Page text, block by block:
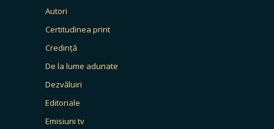
Autori
Certitudinea print
Credință
De la lume adunate
Dezvăluiri
Editoriale
Emisiuni tv